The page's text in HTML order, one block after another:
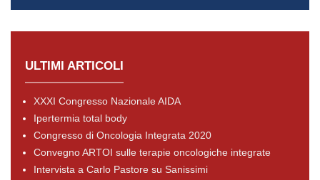
ULTIMI ARTICOLI
XXXI Congresso Nazionale AIDA
Ipertermia total body
Congresso di Oncologia Integrata 2020
Convegno ARTOI sulle terapie oncologiche integrate
Intervista a Carlo Pastore su Sanissimi